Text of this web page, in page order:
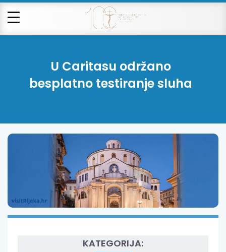
U Caritasu održano
besplatno testiranje sluha
KATEGORIJA: